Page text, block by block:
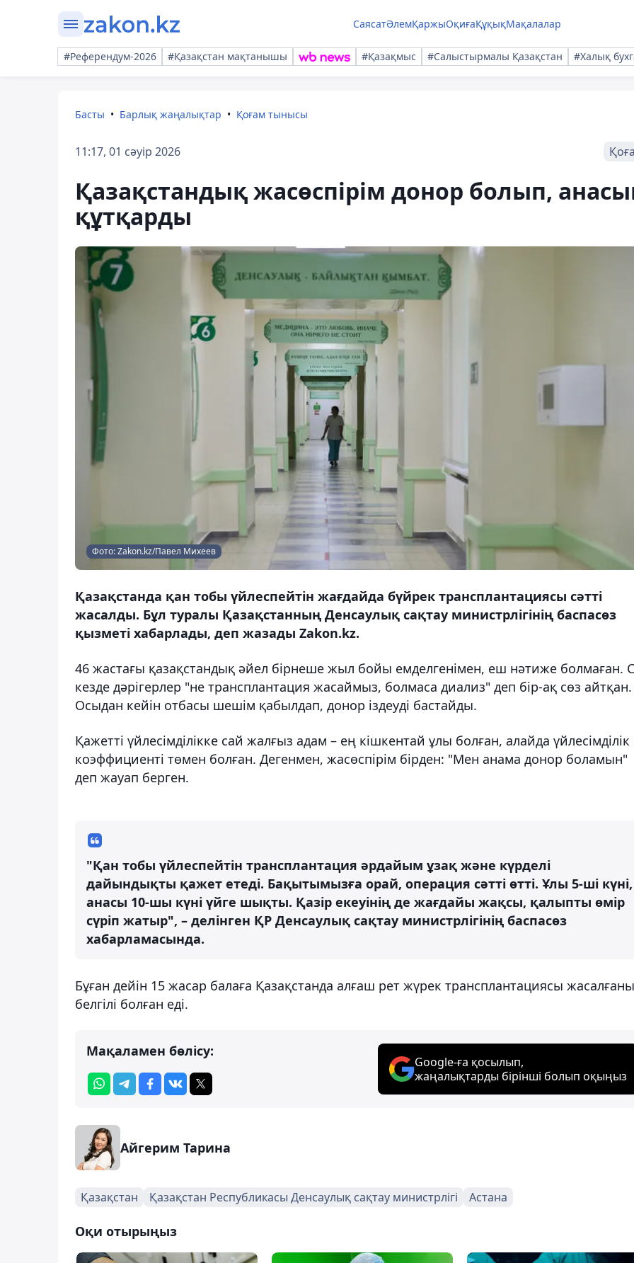
СаясатӘлемҚаржыОқиғаҚұқықМақалалар
#Референдум-2026 #Қазақстан мақтанышы #Қазақмыс #Салыстырмалы Қазақстан #Халық
Басты Барлық жаңалықтар Қоғам тынысы
11:17, 01 сәуір 2026
Қазақстандық жасөспірім донор болып,
құтқарды
Фото: Zakon.kz/Павел Михеев
Қазақстанда қан тобы үйлеспейтін жағдайда бүйрек трансплантациясы сәтті
жасалды. Бұл туралы Қазақстанның Денсаулық сақтау министрлігінің баспасөз
қызметі хабарлады, деп жазады Zakon.kz.
46 жастағы қазақстандық әйел бірнеше жыл бойы емделгенімен, еш нәтиже болмаған.
кезде дәрігерлер "не трансплантация жасаймыз, болмаса диализ" деп бір-ақ сөз айтқан.
Осыдан кейін отбасы шешім қабылдап, донор іздеуді бастайды.
Қажетті үйлесімділікке сай жалғыз адам – ең кішкентай ұлы болған, алайда үйлесімділік
коэффициенті төмен болған. Дегенмен, жасөспірім бірден: "Мен анама донор боламын"
деп жауап берген.
"Қан тобы үйлеспейтін трансплантация әрдайым ұзақ және күрделі
дайындықты қажет етеді. Бақытымызға орай, операция сәтті өтті. Ұлы 5-ші күні,
анасы 10-шы күні үйге шықты. Қазір екеуінің де жағдайы жақсы, қалыпты өмір
сүріп жатыр", – делінген ҚР Денсаулық сақтау министрлігінің баспасөз
хабарламасында.
Бұған дейін 15 жасар балаға Қазақстанда алғаш рет жүрек трансплантациясы жасалғаны
белгілі болған еді.
Мақаламен бөлісу:
Google-ға қосылып,
жаңалықтарды бірінші болып оқыңыз
Айгерим Тарина
Қазақстан Қазақстан Республикасы Денсаулық сақтау министрлігі Астана
Оқи отырыңыз